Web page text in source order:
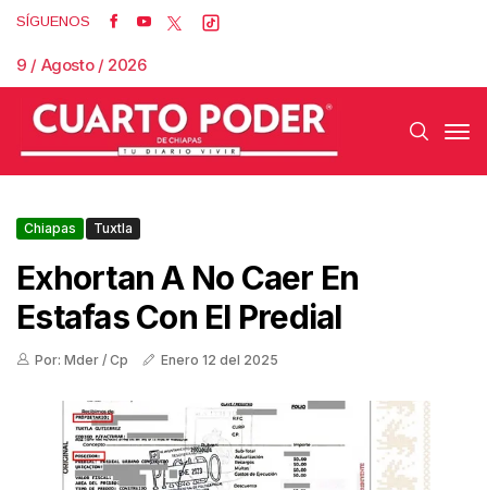
SÍGUENOS
9 / Agosto / 2026
Chiapas Tuxtla
Exhortan A No Caer En
Estafas Con El Predial
Por: Mder / Cp Enero 12 del 2025